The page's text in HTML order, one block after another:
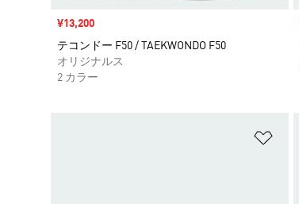
セール価格
¥13,200
テコンドー F50 / TAEKWONDO F50
オリジナルス
2 カラー